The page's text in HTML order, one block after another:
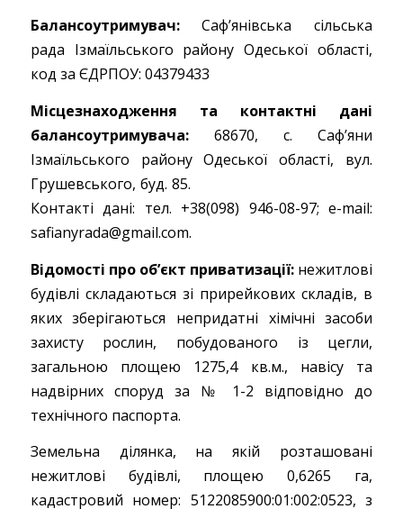
Балансоутримувач:Саф’янівська сільська
рада Ізмаїльського району Одеської області,
код за ЄДРПОУ: 04379433
Місцезнаходження та контактні дані
балансоутримувача:68670, с. Саф’яни
Ізмаїльського району Одеської області, вул.
Грушевського, буд. 85.
Контакті дані: тел. +38(098) 946-08-97; e-mail:
safianyrada@gmail.com.
Відомості про об’єкт приватизації: нежитлові
будівлі складаються зі прирейкових складів, в
яких зберігаються непридатні хімічні засоби
захисту рослин, побудованого із цегли,
загальною площею 1275,4 кв.м., навісу та
надвірних споруд за № 1-2 відповідно до
технічного паспорта.
Земельна ділянка, на якій розташовані
нежитлові будівлі, площею 0,6265 га,
кадастровий номер: 5122085900:01:002:0523, з